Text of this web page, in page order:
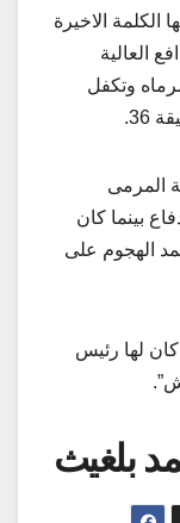
الكلمة الاخيرة
مدافع العالية
وتكفل
المرمى
بينما كان
الهجوم على
لها رئيس
بلغيث